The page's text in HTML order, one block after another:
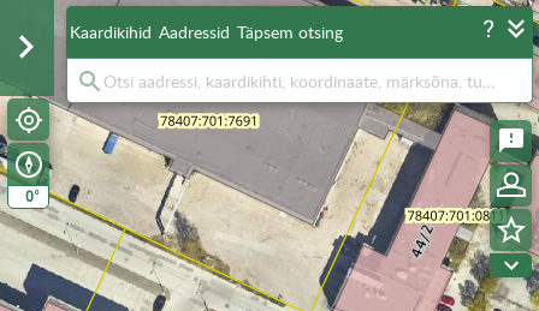
0°
Kaardikihid Aadressid Täpsem otsing